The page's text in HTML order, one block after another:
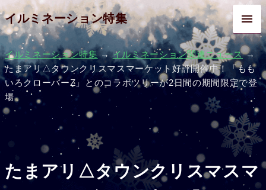
イルミネーション特集
イルミネーション特集→イルミネーション関連ニュース→
たまアリ△タウンクリスマスマーケット好評開催中！「もも
いろクローバーZ」とのコラボツリーが2日間の期間限定で登
場
たまアリ△タウンクリスマスマ